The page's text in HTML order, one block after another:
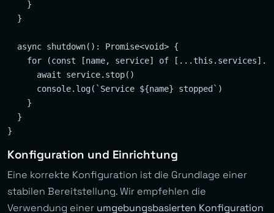
    }
  }
  async shutdown(): Promise<void> {
for (const [name, service] of
      await service.stop()
      console.log(`Service ${name} stopped`)
    }
  }
Konfiguration und Einrichtung
Eine korrekte Konfiguration ist die Grundlage einer
stabilen Bereitstellung. Wir empfehlen die
Verwendung einer umgebungsbasierten Konfiguration